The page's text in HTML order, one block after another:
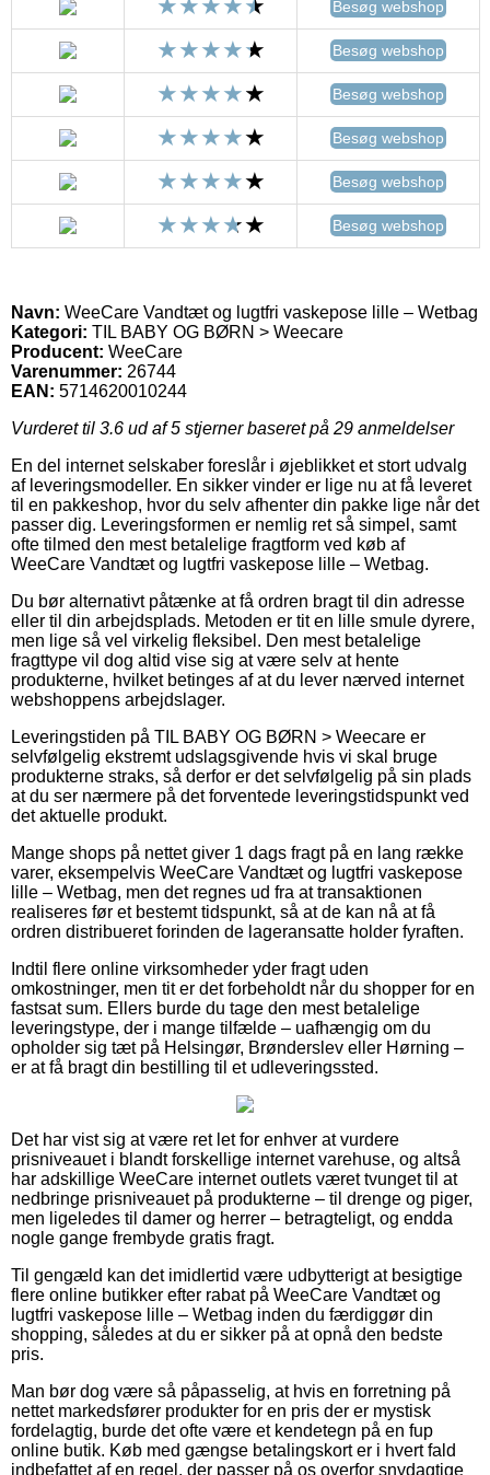
Besøg webshop
Besøg webshop
Besøg webshop
Besøg webshop
Besøg webshop
Besøg webshop
Navn: WeeCare Vandtæt og lugtfri vaskepose lille – Wetbag
Kategori: TIL BABY OG BØRN > Weecare
Producent: WeeCare
Varenummer: 26744
EAN: 5714620010244
Vurderet til 3.6 ud af 5 stjerner baseret på 29 anmeldelser
En del internet selskaber foreslår i øjeblikket et stort udvalg
af leveringsmodeller. En sikker vinder er lige nu at få leveret
til en pakkeshop, hvor du selv afhenter din pakke lige når det
passer dig. Leveringsformen er nemlig ret så simpel, samt
ofte tilmed den mest betalelige fragtform ved køb af
WeeCare Vandtæt og lugtfri vaskepose lille – Wetbag.
Du bør alternativt påtænke at få ordren bragt til din adresse
eller til din arbejdsplads. Metoden er tit en lille smule dyrere,
men lige så vel virkelig fleksibel. Den mest betalelige
fragttype vil dog altid vise sig at være selv at hente
produkterne, hvilket betinges af at du lever nærved internet
webshoppens arbejdslager.
Leveringstiden på TIL BABY OG BØRN > Weecare er
selvfølgelig ekstremt udslagsgivende hvis vi skal bruge
produkterne straks, så derfor er det selvfølgelig på sin plads
at du ser nærmere på det forventede leveringstidspunkt ved
det aktuelle produkt.
Mange shops på nettet giver 1 dags fragt på en lang række
varer, eksempelvis WeeCare Vandtæt og lugtfri vaskepose
lille – Wetbag, men det regnes ud fra at transaktionen
realiseres før et bestemt tidspunkt, så at de kan nå at få
ordren distribueret forinden de lageransatte holder fyraften.
Indtil flere online virksomheder yder fragt uden
omkostninger, men tit er det forbeholdt når du shopper for en
fastsat sum. Ellers burde du tage den mest betalelige
leveringstype, der i mange tilfælde – uafhængig om du
opholder sig tæt på Helsingør, Brønderslev eller Hørning –
er at få bragt din bestilling til et udleveringssted.
Det har vist sig at være ret let for enhver at vurdere
prisniveauet i blandt forskellige internet varehuse, og altså
har adskillige WeeCare internet outlets været tvunget til at
nedbringe prisniveauet på produkterne – til drenge og piger,
men ligeledes til damer og herrer – betragteligt, og endda
nogle gange frembyde gratis fragt.
Til gengæld kan det imidlertid være udbytterigt at besigtige
flere online butikker efter rabat på WeeCare Vandtæt og
lugtfri vaskepose lille – Wetbag inden du færdiggør din
shopping, således at du er sikker på at opnå den bedste
pris.
Man bør dog være så påpasselig, at hvis en forretning på
nettet markedsfører produkter for en pris der er mystisk
fordelagtig, burde det ofte være et kendetegn på en fup
online butik. Køb med gængse betalingskort er i hvert fald
indbefattet af en regel, der passer på os overfor snydagtige